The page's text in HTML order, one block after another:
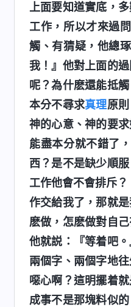
上面要知道實底，
工作，所以才來過
觸、有猜疑，他總
我！』他對上面的
呢？為什麽還能抵
本分不尋求真理原
神的心意、神的要
能盡本分就不錯了
西？是不是缺少順
工作他會不會排斥？
作交給我了，那就
麽做，怎麽做對自
他就説：『等着吧
兩個字、兩個字地
噁心啊？這明擺着
成事不是那塊料似